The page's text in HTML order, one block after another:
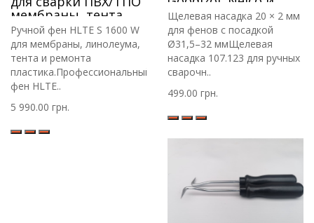
мембраны, тента,
лайнера, пластика
прутком
Ручной фен HLTE S 1600 W
для мембраны, линолеума,
тента и ремонта
пластика.Профессиональный
фен HLTE..
5 990.00 грн.
другим
Щелевая насадка 20 × 2 мм
для фенов с посадкой
Ø31,5–32 ммЩелевая
насадка 107.123 для ручных
сварочн..
499.00 грн.